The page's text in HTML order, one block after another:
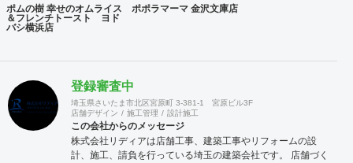
ポムの樹 幸せのオムライス
＆フレンチトースト ヨド
バシ横浜店
ポポラマーマ 金沢文庫店
登録審査中
埼玉県さいたま市北区宮原町 3-381-1 宮原ビル3F
店舗デザイン
施工管理 設計施工
この会社からのメッセージ
株式会社リディアは店舗工事、建築工事やリフォームの設
計、施工、請負を行っている埼玉の建築会社です。 店舗づく